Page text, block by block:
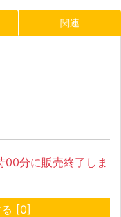
関連
分に販売終了しま
[0]